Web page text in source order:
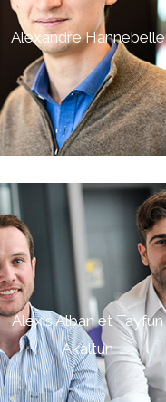
Alexandre Hannebelle
Alexis Alban et Tayfun
Akaltun